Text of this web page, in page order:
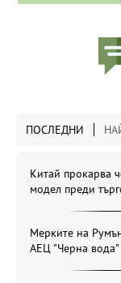
ПОСЛЕДНИ
Китай прокарва
модел преди
Мерките на
АЕЦ "Черна вода"